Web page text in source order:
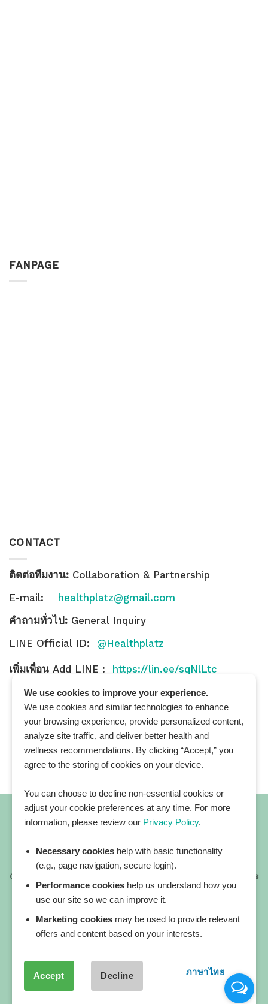
FANPAGE
CONTACT
ติดต่อทีมงาน: Collaboration & Partnership
E-mail: healthplatz@gmail.com
คำถามทั่วไป: General Inquiry
LINE Official ID: @Healthplatz
เพิ่มเพื่อน Add LINE : https://lin.ee/sqNlLtc
All blog posts
Copyright 2026 ©
All rights reserved. HEALTHPLATZ™ is
a registered trademark of Adbrandture Co., Ltd.
Our website services, content, and products are for
informational purposes only. Healthplatz does not
provide medical advice, diagnosis, or treatment.
We use cookies to improve your experience.
We use cookies and similar technologies to enhance
your browsing experience, provide personalized content,
analyze site traffic, and deliver better health and
wellness recommendations. By clicking “Accept,” you
agree to the storing of cookies on your device.
You can choose to decline non-essential cookies or
adjust your cookie preferences at any time. For more
information, please review our Privacy Policy.
Necessary cookies help with basic functionality
(e.g., page navigation, secure login).
Performance cookies help us understand how you
use our site so we can improve it.
Marketing cookies may be used to provide relevant
offers and content based on your interests.
Accept Decline ภาษาไทย